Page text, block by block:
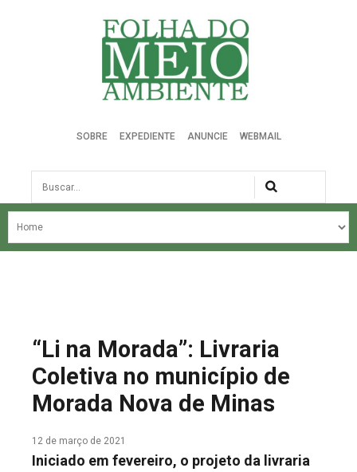
Folha do Meio Ambiente
SOBRE EXPEDIENTE ANUNCIE WEBMAIL
Busca
NOSSA HISTÓRIA
COLUNA DO MEIO
FALE CONOSCO
“Li na Morada”: Livraria
Coletiva no município de
Morada Nova de Minas
12 de março de 2021
Iniciado em fevereiro, o projeto da livraria